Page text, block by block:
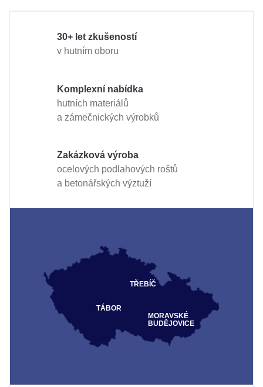
30+ let zkušeností
v hutním oboru
Komplexní nabídka
hutních materiálů
a zámečnických výrobků
Zakázková výroba
ocelových podlahových roštů
a betonářských výztuží
MORAVSKÉ
BUDĚJOVICE
TÁBOR
TŘEBÍČ